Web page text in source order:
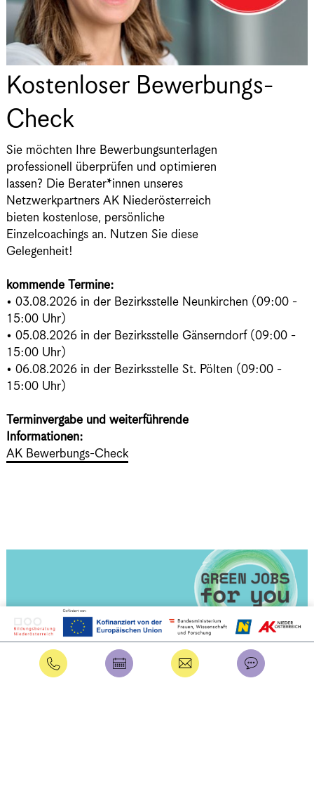
Kostenloser Bewerbungs-
Check
Sie möchten Ihre Bewerbungsunterlagen
professionell überprüfen und optimieren
lassen? Die Berater*innen unseres
Netzwerkpartners AK Niederösterreich
bieten kostenlose, persönliche
Einzelcoachings an. Nutzen Sie diese
Gelegenheit!
kommende Termine:
• 03.08.2026 in der Bezirksstelle Neunkirchen (09:00 -
15:00 Uhr)
• 05.08.2026 in der Bezirksstelle Gänserndorf (09:00 -
15:00 Uhr)
• 06.08.2026 in der Bezirksstelle St. Pölten (09:00 -
15:00 Uhr)
Terminvergabe und weiterführende
Informationen:
AK Bewerbungs-Check